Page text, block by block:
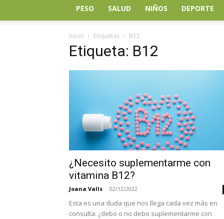
PESO SALUD NIÑOS DEPORTE
Inicio Etiquetas B12
Etiqueta: B12
¿Necesito suplementarme con
vitamina B12?
Joana Valls - 02/12/2022
Esta es una duda que nos llega cada vez más en
consulta: ¿debo o no debo suplementarme con